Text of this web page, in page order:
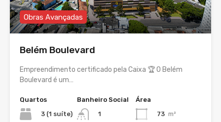
Obras Avançadas
Belém Boulevard
Empreendimento certificado pela Caixa 🏆 O Belém
Boulevard é um…
Quartos
3 (1 suíte)
Banheiro Social
1
Área
73 m²